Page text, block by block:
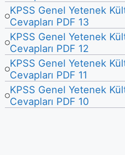
KPSS Genel Yetenek
Cevapları PDF 13
KPSS Genel Yetenek
Cevapları PDF 12
KPSS Genel Yetenek
Cevapları PDF 11
KPSS Genel Yetenek
Cevapları PDF 10